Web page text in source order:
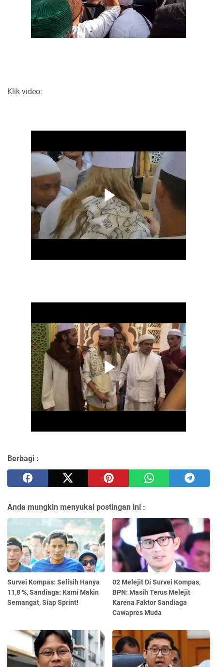
Klik video:
Berbagi :
Anda mungkin menyukai postingan ini :
Survei Kompas: Selisih Hanya
11,8 %, Sandiaga: Kami Makin
Semangat, Siap Sprint!
02 Melejit Di Survei Kompas,
BPN: Masih Terus Melejit
Karena Faktor Sandiaga
Cawapres Muda